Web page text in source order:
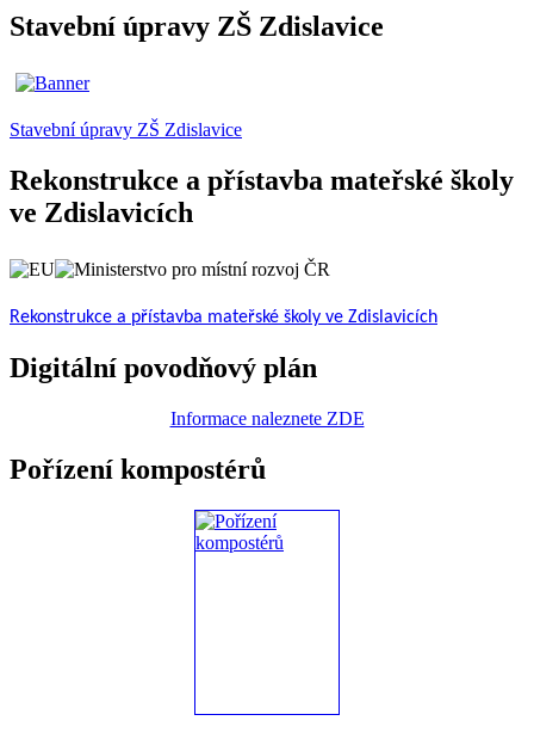
Stavební úpravy ZŠ Zdislavice
Stavební úpravy ZŠ Zdislavice
Rekonstrukce a přístavba mateřské školy
ve Zdislavicích
Rekonstrukce a přístavba mateřské školy ve Zdislavicích
Digitální povodňový plán
Informace naleznete ZDE
Pořízení kompostérů